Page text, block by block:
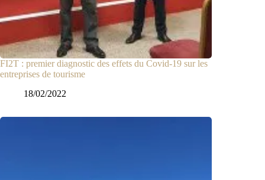
FI2T : premier diagnostic des effets du Covid-19 sur les
entreprises de tourisme
18/02/2022